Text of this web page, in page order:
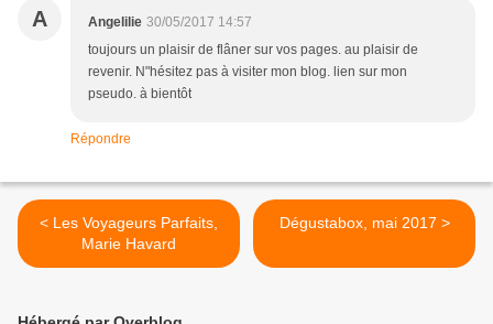
A Angelilie 30/05/2017 14:57
toujours un plaisir de flâner sur vos pages. au plaisir de
revenir. N"hésitez pas à visiter mon blog. lien sur mon
pseudo. à bientôt
Répondre
< Les Voyageurs Parfaits,
Marie Havard
Dégustabox, mai 2017 >